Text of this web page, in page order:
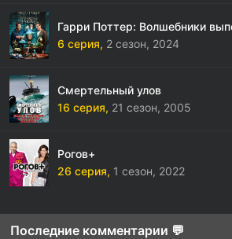
Гарри Поттер: Волшебники
6 серия, 2 сезон, 2024
Смертельный улов
16 серия, 21 сезон, 2005
Рогов+
26 серия, 1 сезон, 2022
Последние комментарии 💬